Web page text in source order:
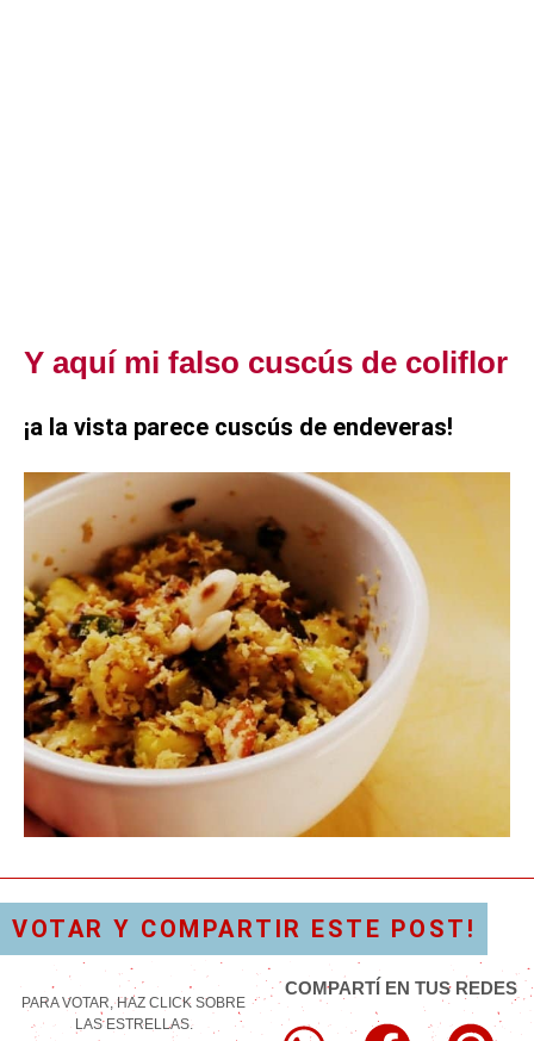
Y aquí mi falso cuscús de coliflor
¡a la vista parece cuscús de endeveras!
VOTAR Y COMPARTIR ESTE POST!
PARA VOTAR, HAZ CLICK SOBRE
LAS ESTRELLAS.
COMPARTÍ EN TUS REDES